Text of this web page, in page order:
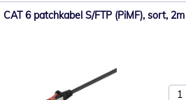
CAT 6 patchkabel S/FTP (PiMF), sort, 2m